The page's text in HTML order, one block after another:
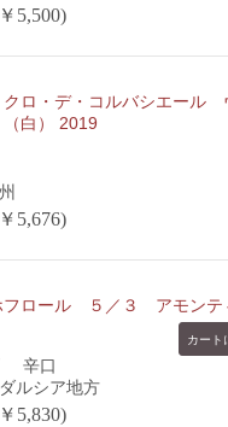
5,500)
ロ・デ・コルバシエール
白） 2019
5,676)
ロール ５／３ アモンテ
辛口
ルシア地方
5,830)